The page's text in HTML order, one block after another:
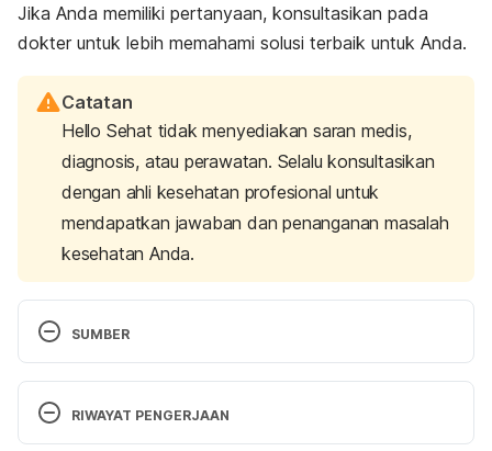
Jika Anda memiliki pertanyaan, konsultasikan pada
dokter untuk lebih memahami solusi terbaik untuk Anda.
Catatan
Hello Sehat tidak menyediakan saran medis,
diagnosis, atau perawatan. Selalu konsultasikan
dengan ahli kesehatan profesional untuk
mendapatkan jawaban dan penanganan masalah
kesehatan Anda.
SUMBER
March 2023, from
https://www.mayoclinic.org/diseases-
RIWAYAT PENGERJAAN